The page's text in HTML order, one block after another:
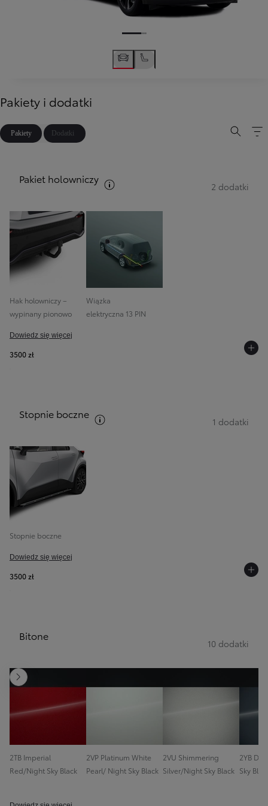
Pakiety i dodatki
Pakiety Dodatki
Pakiet holowniczy
2 dodatki
Hak holowniczy –
wypinany pionowo
Wiązka
elektryczna 13 PIN
Dowiedz się więcej
3500 zł
Stopnie boczne
1 dodatki
Stopnie boczne
Dowiedz się więcej
3500 zł
Bitone
10 dodatki
Następny
2TB Imperial
Red/Night Sky Black
2VP Platinum White
Pearl/ Night Sky Black
2VU Shimmering
Silver/Night Sky Black
2YB
Sky